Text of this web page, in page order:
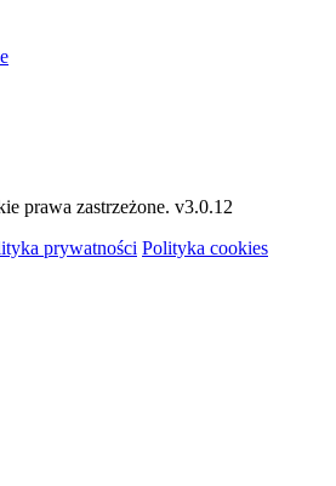
prawa zastrzeżone. v3.0.12
prywatności Polityka cookies